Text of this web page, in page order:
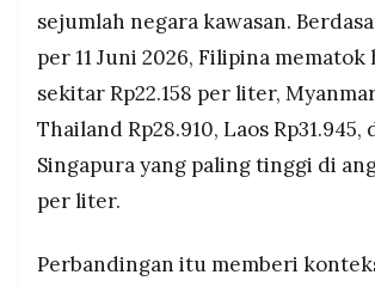
sejumlah negara kawasan.
per 11 Juni 2026, Filipina mematok
sekitar Rp22.158 per liter,
Thailand Rp28.910, Laos Rp31.945,
Singapura yang paling tinggi di
per liter.
Perbandingan itu memberi